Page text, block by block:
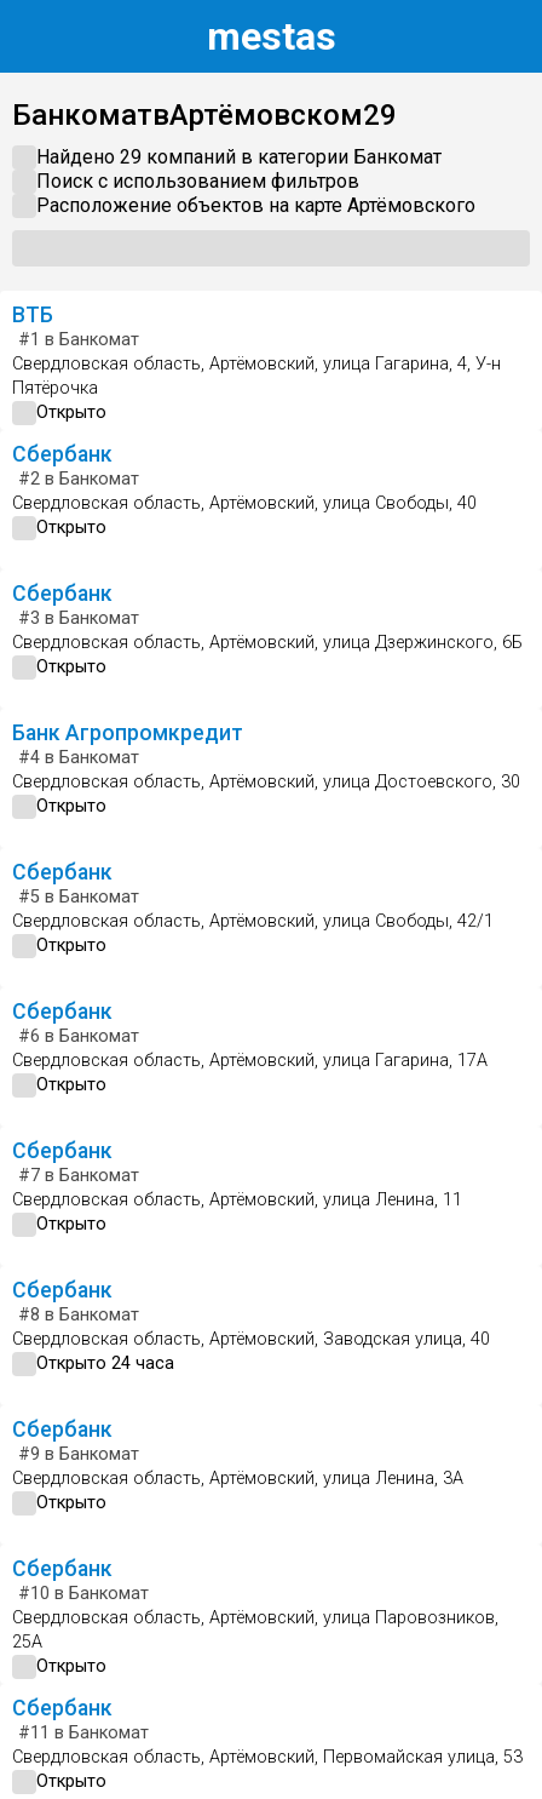
mestas
БанкоматвАртёмовском29
Найдено 29 компаний в категории Банкомат
Поиск с использованием фильтров
Расположение объектов на карте Артёмовского
ВТБ
#1 в Банкомат
Свердловская область, Артёмовский, улица Гагарина, 4, У-н
Пятёрочка
Открыто
Сбербанк
#2 в Банкомат
Свердловская область, Артёмовский, улица Свободы, 40
Открыто
Сбербанк
#3 в Банкомат
Свердловская область, Артёмовский, улица Дзержинского, 6Б
Открыто
Банк Агропромкредит
#4 в Банкомат
Свердловская область, Артёмовский, улица Достоевского, 30
Открыто
Сбербанк
#5 в Банкомат
Свердловская область, Артёмовский, улица Свободы, 42/1
Открыто
Сбербанк
#6 в Банкомат
Свердловская область, Артёмовский, улица Гагарина, 17А
Открыто
Сбербанк
#7 в Банкомат
Свердловская область, Артёмовский, улица Ленина, 11
Открыто
Сбербанк
#8 в Банкомат
Свердловская область, Артёмовский, Заводская улица, 40
Открыто 24 часа
Сбербанк
#9 в Банкомат
Свердловская область, Артёмовский, улица Ленина, 3А
Открыто
Сбербанк
#10 в Банкомат
Свердловская область, Артёмовский, улица Паровозников,
25А
Открыто
Сбербанк
#11 в Банкомат
Свердловская область, Артёмовский, Первомайская улица, 53
Открыто